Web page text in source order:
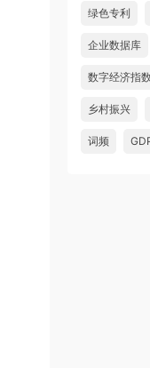
绿色专利
企业数据库
数字经济指
乡村振兴
词频